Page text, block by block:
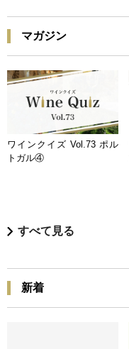
マガジン
ワインクイズ Vol.73 ポル
トガル④
すべて見る
新着